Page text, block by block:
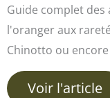
Guide complet des
l'oranger aux
Chinotto ou
Voir l'article